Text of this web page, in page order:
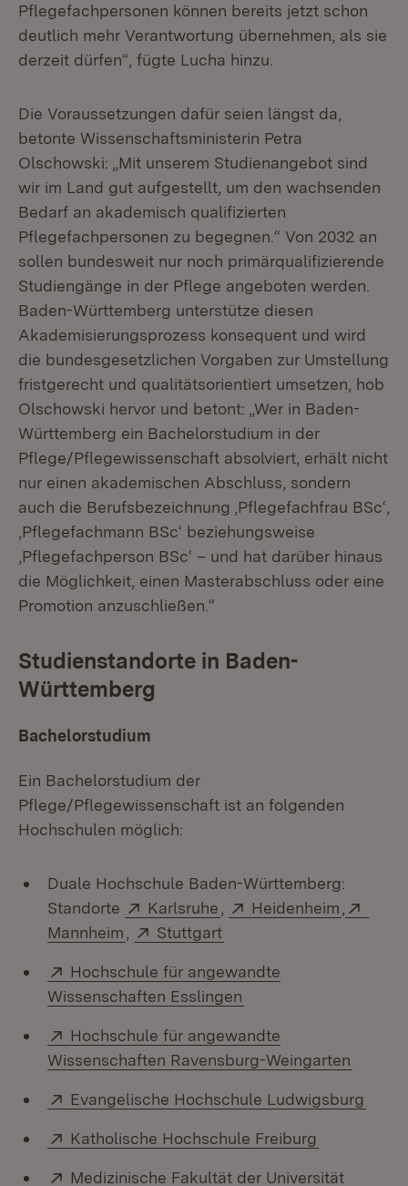
Pflegefachpersonen können bereits jetzt schon
deutlich mehr Verantwortung übernehmen, als sie
derzeit dürfen“, fügte Lucha hinzu.
Die Voraussetzungen dafür seien längst da,
betonte Wissenschaftsministerin Petra
Olschowski: „Mit unserem Studienangebot sind
wir im Land gut aufgestellt, um den wachsenden
Bedarf an akademisch qualifizierten
Pflegefachpersonen zu begegnen.“ Von 2032 an
sollen bundesweit nur noch primärqualifizierende
Studiengänge in der Pflege angeboten werden.
Baden-Württemberg unterstütze diesen
Akademisierungsprozess konsequent und wird
die bundesgesetzlichen Vorgaben zur Umstellung
fristgerecht und qualitätsorientiert umsetzen, hob
Olschowski hervor und betont: „Wer in Baden-
Württemberg ein Bachelorstudium in der
Pflege/Pflegewissenschaft absolviert, erhält nicht
nur einen akademischen Abschluss, sondern
auch die Berufsbezeichnung ,Pflegefachfrau BSc‘,
,Pflegefachmann BSc‘ beziehungsweise
,Pflegefachperson BSc‘ – und hat darüber hinaus
die Möglichkeit, einen Masterabschluss oder eine
Promotion anzuschließen.“
Studienstandorte in Baden-
Württemberg
Bachelorstudium
Ein Bachelorstudium der
Pflege/Pflegewissenschaft ist an folgenden
Hochschulen möglich:
Duale Hochschule Baden-Württemberg:
Standorte
Extern:
Karlsruhe (Öffnet in neuem
Extern:
Heidenheim (Öffnet
Mannheim (Öffnet in neuem Fenster)
Extern:
Stuttgart
Extern:
Hochschule für angewandte
Wissenschaften Esslingen
Extern:
Hochschule für angewandte
Wissenschaften Ravensburg-Weingarten
Extern:
Evangelische Hochschule Ludwigsburg
Extern:
Katholische Hochschule Freiburg
Extern:
Medizinische Fakultät der Universität